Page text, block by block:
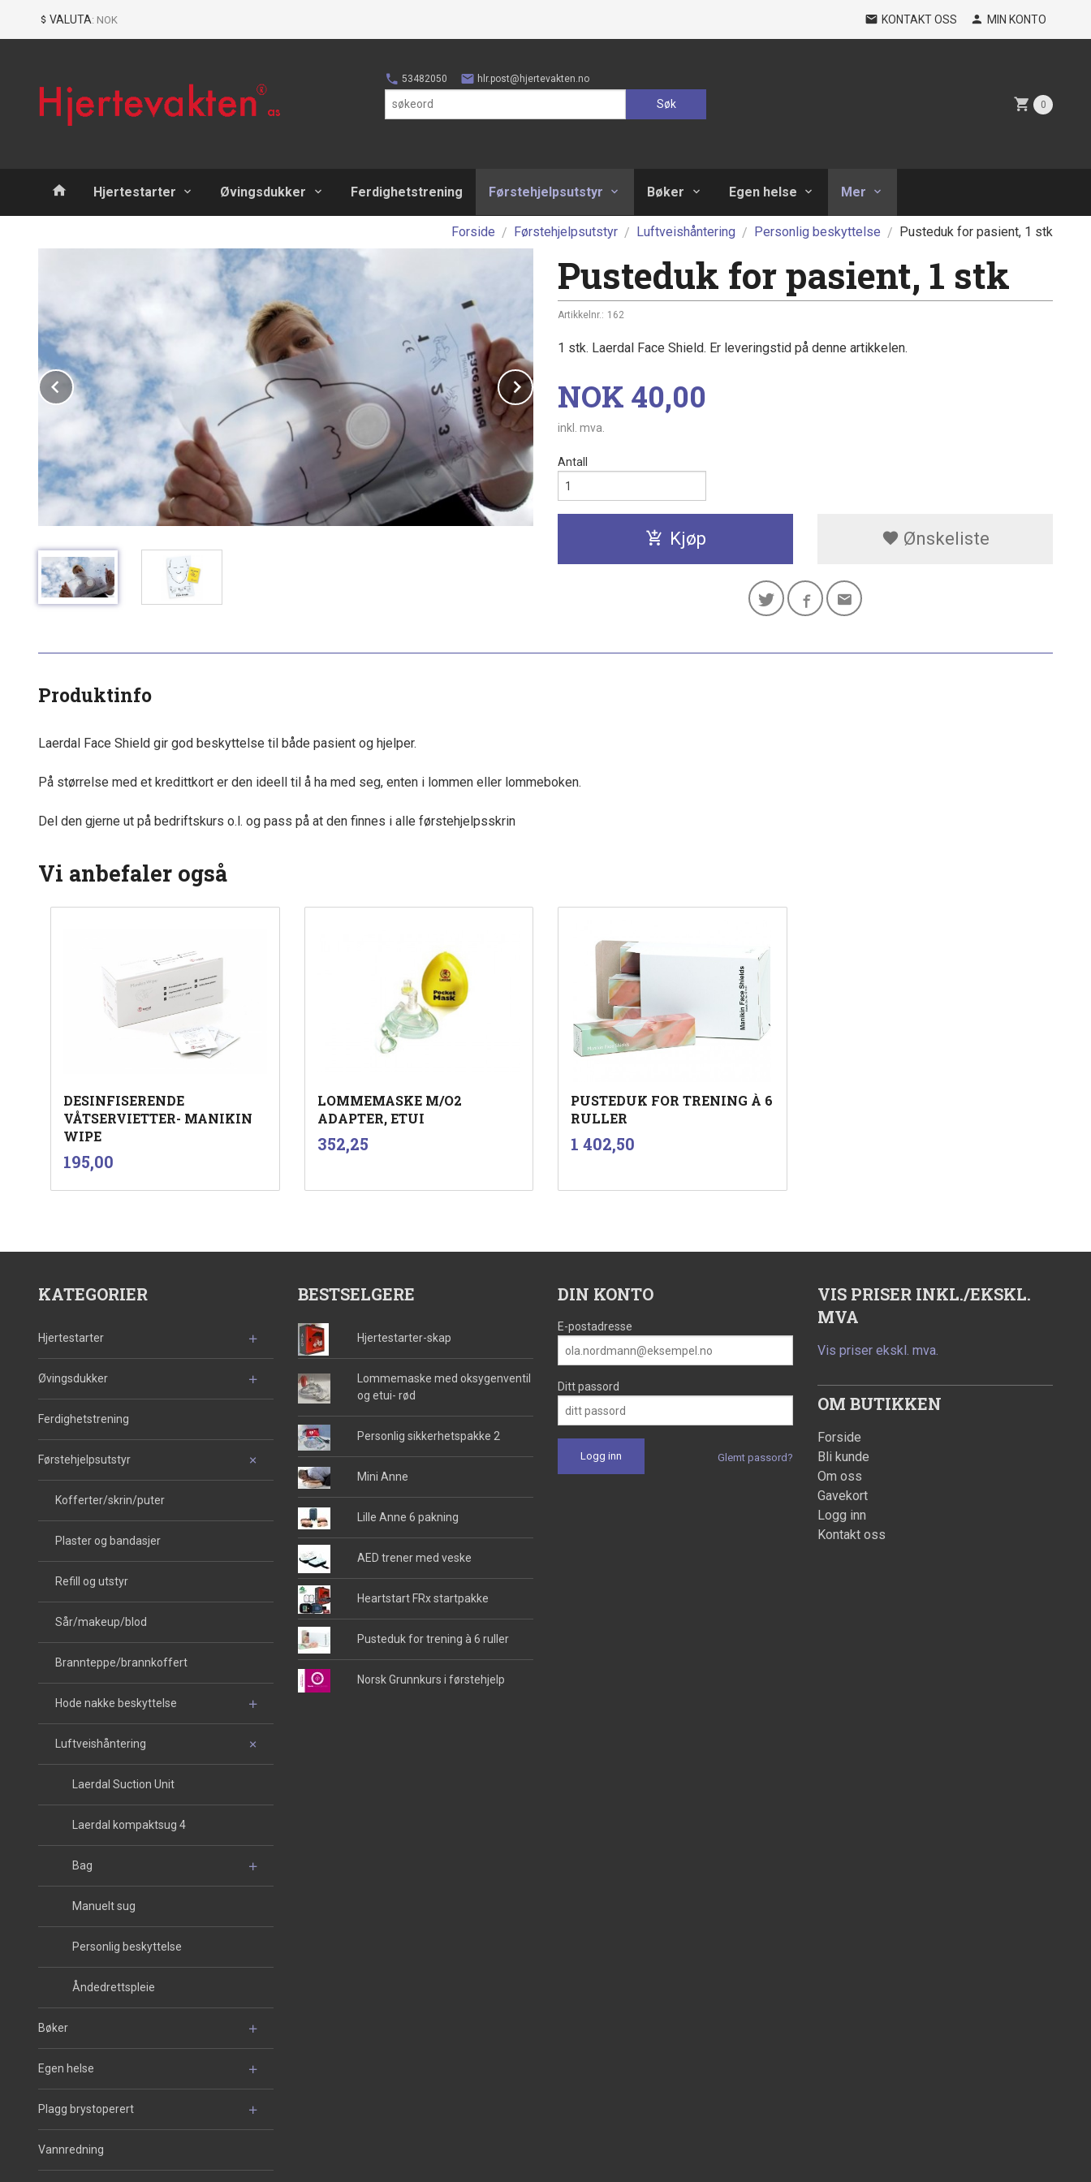
VALUTA: NOK KONTAKT OSS MIN KONTO
53482050 hlr.post@hjertevakten.no
Søk 0
Produkter
Hjertestarter Øvingsdukker Ferdighetstrening Førstehjelpsutstyr Bøker Egen helse Mer
Forside Førstehjelpsutstyr Luftveishåntering Personlig beskyttelse Pusteduk for pasient, 1 stk
Prev Next
Pusteduk for pasient, 1 stk
Artikkelnr.: 162
1 stk. Laerdal Face Shield. Er leveringstid på denne artikkelen.
Pris
NOK 40,00
inkl. mva.
Antall
Kjøp Ønskeliste
Produktinfo
Laerdal Face Shield gir god beskyttelse til både pasient og hjelper.
På størrelse med et kredittkort er den ideell til å ha med seg, enten i lommen eller lommeboken.
Del den gjerne ut på bedriftskurs o.l. og pass på at den finnes i alle førstehjelpsskrin
Vi anbefaler også
DESINFISERENDE
VÅTSERVIETTER- MANIKIN
WIPE
Pris
195,00
LOMMEMASKE M/O2
ADAPTER, ETUI
Pris
352,25inkl.
mva.
PUSTEDUK FOR TRENING À 6
RULLER
Pris
1 402,50
KATEGORIER
Hjertestarter
Øvingsdukker
Ferdighetstrening
Førstehjelpsutstyr
Kofferter/skrin/puter
Plaster og bandasjer
Refill og utstyr
Sår/makeup/blod
Brannteppe/brannkoffert
Hode nakke beskyttelse
Luftveishåntering
Laerdal Suction Unit
Laerdal kompaktsug 4
Bag
Manuelt sug
Personlig beskyttelse
Åndedrettspleie
Bøker
Egen helse
Plagg brystoperert
Vannredning
BESTSELGERE
Hjertestarter-skap
Lommemaske med oksygenventil
og etui- rød
Personlig sikkerhetspakke 2
Mini Anne
Lille Anne 6 pakning
AED trener med veske
Heartstart FRx startpakke
Pusteduk for trening à 6 ruller
Norsk Grunnkurs i førstehjelp
DIN KONTO
E-postadresse
Ditt passord
Glemt passord?
VIS PRISER INKL./EKSKL.
MVA
Vis priser ekskl. mva.
OM BUTIKKEN
Forside
Bli kunde
Om oss
Gavekort
Logg inn
Kontakt oss